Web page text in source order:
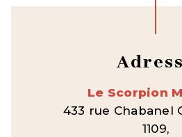
Le Scorpion
433 rue Chabanel
1109,